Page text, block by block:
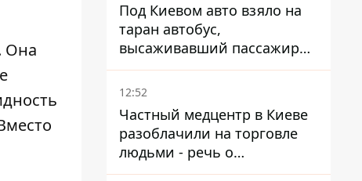
Она
Под Киевом авто взяло на
таран автобус,
высаживавший пассажиров
на остановке - пассажир в
больнице
12:52
Частный медцентр в Киеве
разоблачили на торговле
людьми - речь о
суррогатном материнстве